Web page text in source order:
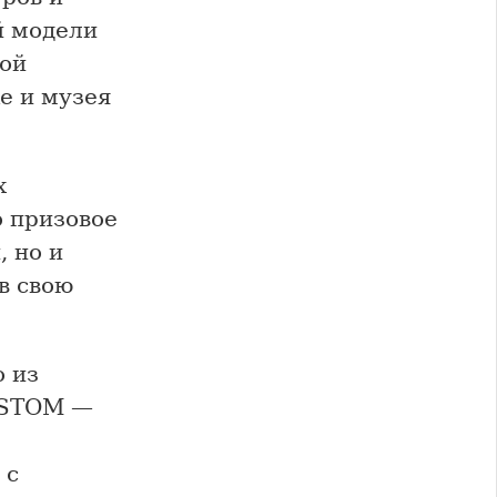
модели
и музея
призовое
но и
свою
из
—